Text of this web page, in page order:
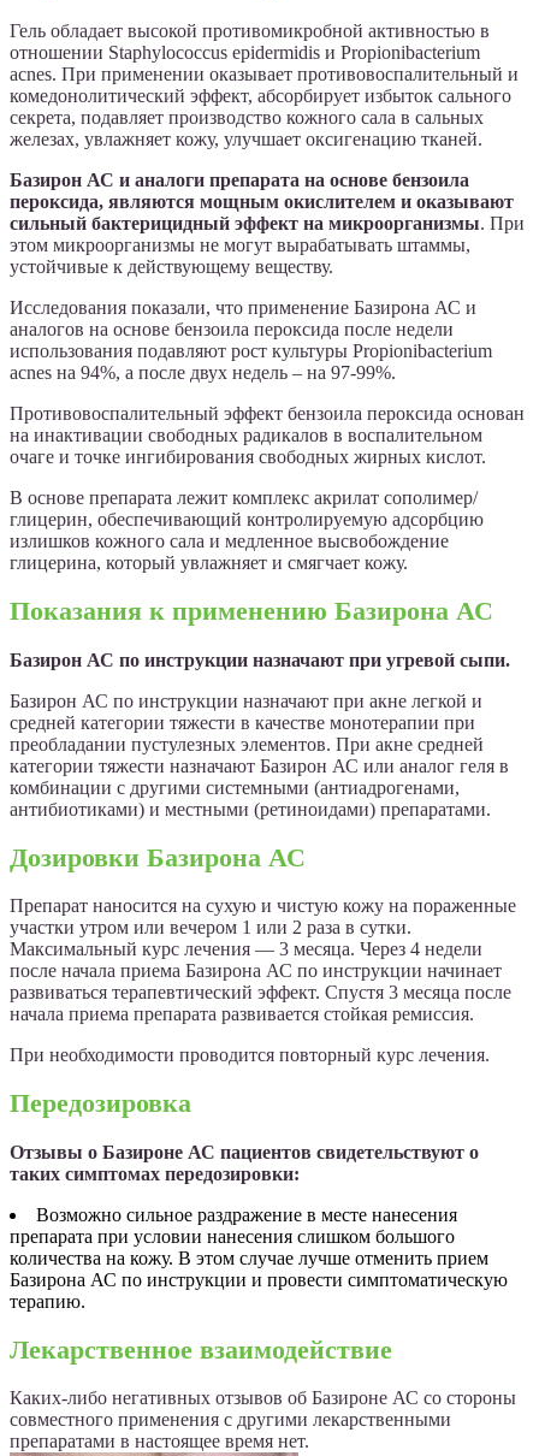
Гель обладает высокой противомикробной активностью в
отношении Staphylococcus epidermidis и Propionibacterium
acnes. При применении оказывает противовоспалительный и
комедонолитический эффект, абсорбирует избыток сального
секрета, подавляет производство кожного сала в сальных
железах, увлажняет кожу, улучшает оксигенацию тканей.
Базирон АС и аналоги препарата на основе бензоила
пероксида, являются мощным окислителем и оказывают
сильный бактерицидный эффект на микроорганизмы. При
этом микроорганизмы не могут вырабатывать штаммы,
устойчивые к действующему веществу.
Исследования показали, что применение Базирона АС и
аналогов на основе бензоила пероксида после недели
использования подавляют рост культуры Propionibacterium
acnes на 94%, а после двух недель – на 97-99%.
Противовоспалительный эффект бензоила пероксида основан
на инактивации свободных радикалов в воспалительном
очаге и точке ингибирования свободных жирных кислот.
В основе препарата лежит комплекс акрилат сополимер/
глицерин, обеспечивающий контролируемую адсорбцию
излишков кожного сала и медленное высвобождение
глицерина, который увлажняет и смягчает кожу.
Показания к применению Базирона АС
Базирон АС по инструкции назначают при угревой сыпи.
Базирон АС по инструкции назначают при акне легкой и
средней категории тяжести в качестве монотерапии при
преобладании пустулезных элементов. При акне средней
категории тяжести назначают Базирон АС или аналог геля в
комбинации с другими системными (антиадрогенами,
антибиотиками) и местными (ретиноидами) препаратами.
Дозировки Базирона АС
Препарат наносится на сухую и чистую кожу на пораженные
участки утром или вечером 1 или 2 раза в сутки.
Максимальный курс лечения — 3 месяца. Через 4 недели
после начала приема Базирона АС по инструкции начинает
развиваться терапевтический эффект. Спустя 3 месяца после
начала приема препарата развивается стойкая ремиссия.
При необходимости проводится повторный курс лечения.
Передозировка
Отзывы о Базироне АС пациентов свидетельствуют о
таких симптомах передозировки:
Возможно сильное раздражение в месте нанесения
препарата при условии нанесения слишком большого
количества на кожу. В этом случае лучше отменить прием
Базирона АС по инструкции и провести симптоматическую
терапию.
Лекарственное взаимодействие
Каких-либо негативных отзывов об Базироне АС со стороны
совместного применения с другими лекарственными
препаратами в настоящее время нет.